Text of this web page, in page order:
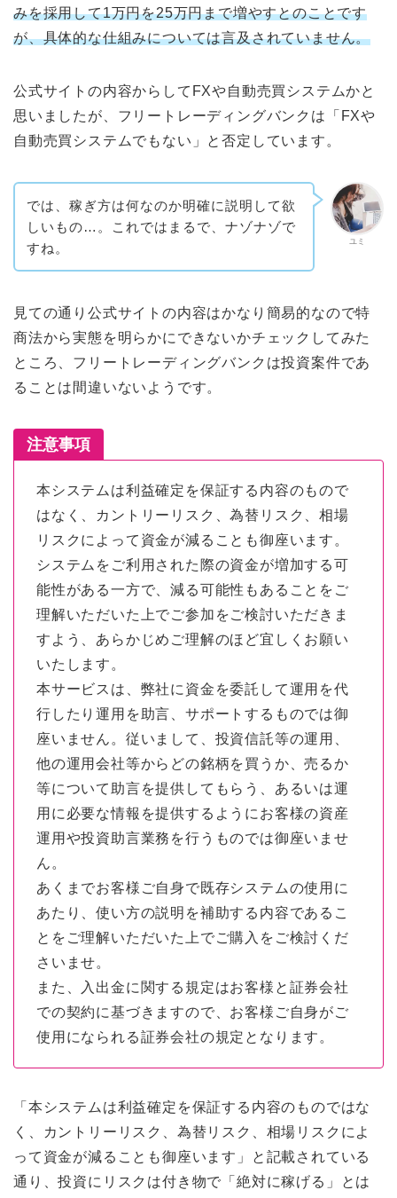
みを採用して1万円を25万円まで増やすとのことです
が、具体的な仕組みについては言及されていません。
公式サイトの内容からしてFXや自動売買システムかと
思いましたが、フリートレーディングバンクは「FXや
自動売買システムでもない」と否定しています。
ユミ
では、稼ぎ方は何なのか明確に説明して欲
しいもの…。これではまるで、ナゾナゾで
すね。
見ての通り公式サイトの内容はかなり簡易的なので特
商法から実態を明らかにできないかチェックしてみた
ところ、フリートレーディングバンクは投資案件であ
ることは間違いないようです。
注意事項
本システムは利益確定を保証する内容のもので
はなく、カントリーリスク、為替リスク、相場
リスクによって資金が減ることも御座います。
システムをご利用された際の資金が増加する可
能性がある一方で、減る可能性もあることをご
理解いただいた上でご参加をご検討いただきま
すよう、あらかじめご理解のほど宜しくお願い
いたします。
本サービスは、弊社に資金を委託して運用を代
行したり運用を助言、サポートするものでは御
座いません。従いまして、投資信託等の運用、
他の運用会社等からどの銘柄を買うか、売るか
等について助言を提供してもらう、あるいは運
用に必要な情報を提供するようにお客様の資産
運用や投資助言業務を行うものでは御座いませ
ん。
あくまでお客様ご自身で既存システムの使用に
あたり、使い方の説明を補助する内容であるこ
とをご理解いただいた上でご購入をご検討くだ
さいませ。
また、入出金に関する規定はお客様と証券会社
での契約に基づきますので、お客様ご自身がご
使用になられる証券会社の規定となります。
「本システムは利益確定を保証する内容のものではな
く、カントリーリスク、為替リスク、相場リスクによ
って資金が減ることも御座います」と記載されている
通り、投資にリスクは付き物で「絶対に稼げる」とは